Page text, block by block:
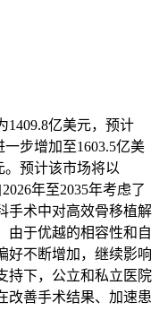
1409.8亿美元，预计
一步增加至1603.5亿美
。预计该市场将以
年至2035年考虑了
手术中对高效骨移植解
由于优越的相容性和自
好不断增加，继续影响
持下，公立和私立医院
改善手术结果、加速患